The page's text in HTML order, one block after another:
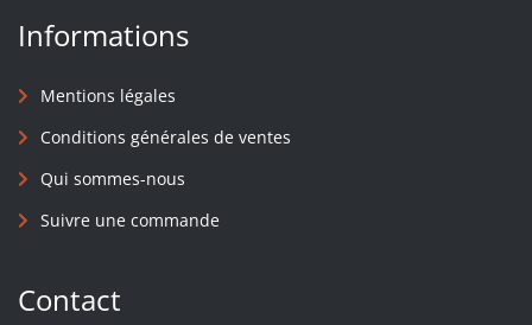
Informations
Mentions légales
Conditions générales de ventes
Qui sommes-nous
Suivre une commande
Contact